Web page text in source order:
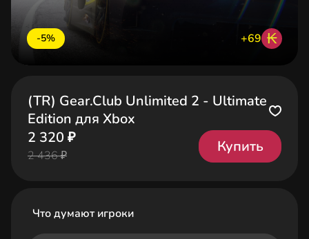
-5% +69 ₭
(TR) Gear.Club Unlimited 2 - Ultimate
Edition для Xbox
2 320 ₽
2 436 ₽
Купить
Что думают игроки